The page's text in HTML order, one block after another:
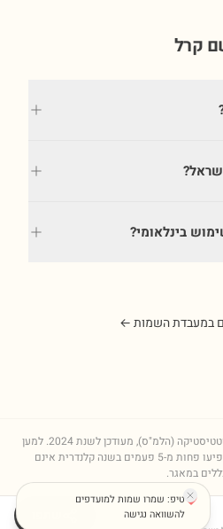
קרל
בינלאומי?
במעבדת השמות ←
(הלמ"ס), מעודכן לשנת2024. למען
שמירה על הפרטיות, שמות שהופיעו פחות מ-5 פעמים בשנה קלנדרית אינם
במאגר.
טיפ: שמרו שמות למועדפים
להשוואה נגישה